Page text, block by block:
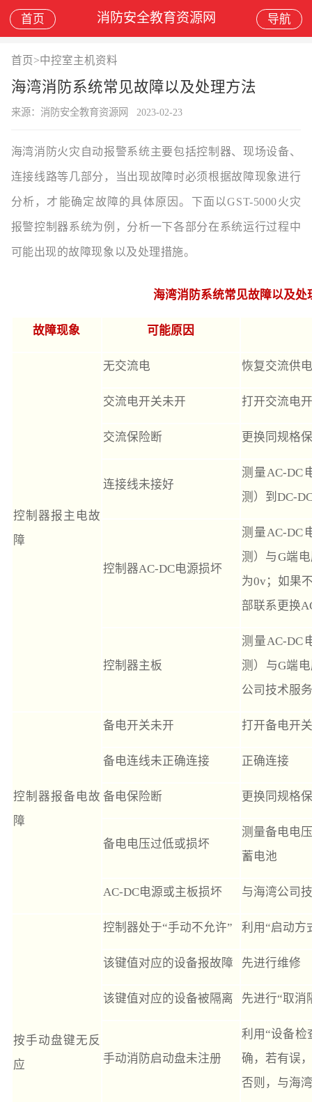
首页 消防安全教育资源网 导航
首页 >中控室主机资料
海湾消防系统常见故障以及处理方法
来源：消防安全教育资源网 2023-02-23
海湾消防火灾自动报警系统主要包括控制器、现场设备、
连接线路等几部分，当出现故障时必须根据故障现象进行
分析，才能确定故障的具体原因。下面以GST-5000火灾
报警控制器系统为例，分析一下各部分在系统运行过程中
可能出现的故障现象以及处理措施。
海湾消防系统常见故障以及处
故障现象 可能原因
控制器报主电故
障
无交流电 恢复交流供电
交流电开关未开 打开交流电
交流保险断 更换同规格
连接线未接好
测量AC-DC
测）到DC-
控制器AC-DC电源损坏
测量AC-DC
测）与G端
为0v；如果
部联系更换
控制器主板
测量AC-DC
测）与G端
公司技术服
控制器报备电故
障
备电开关未开 打开备电开关
备电连线未正确连接 正确连接
备电保险断 更换同规格
备电电压过低或损坏
测量备电电
蓄电池
AC-DC电源或主板损坏 与海湾公司
按手动盘键无反
应
控制器处于“手动不允许” 利用“启动方
该键值对应的设备报故障 先进行维修
该键值对应的设备被隔离 先进行“取消
手动消防启动盘未注册
利用“设备检
确，若有误
否则，与海